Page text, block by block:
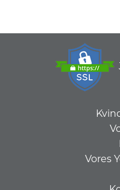
Vores